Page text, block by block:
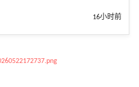
16小时前